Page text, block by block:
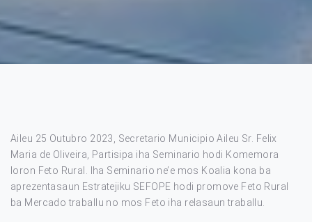
Aileu 25 Outubro 2023, Secretario Municipio Aileu Sr. Felix
Maria de Oliveira, Partisipa iha Seminario hodi Komemora
loron Feto Rural. Iha Seminario ne’e mos Koalia kona ba
aprezentasaun Estratejiku SEFOPE hodi promove Feto Rural
ba Mercado traballu no mos Feto iha relasaun traballu.